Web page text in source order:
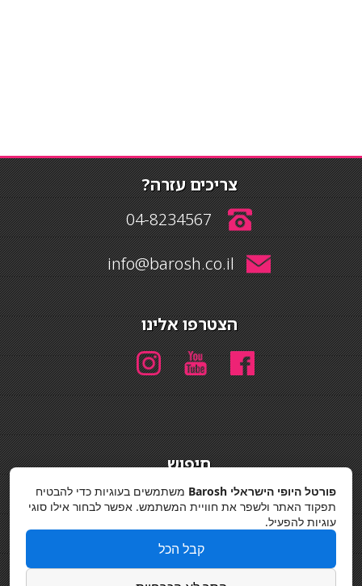
צריכים עזרה?
04-8234567
info@barosh.co.il
הצטרפו אלינו
חיפוש
מדיניות פרטיות
פורטל היופי הישראלי Barosh
משתמשים בעוגיות כדי להבטיח
תפקוד האתר ולשפר את חוויית המשתמש. אפשר לבחור אילו סוגי
עוגיות להפעיל.
קבל הכל